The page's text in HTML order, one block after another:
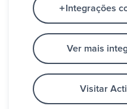
Integrações
Ver mais
Visitar